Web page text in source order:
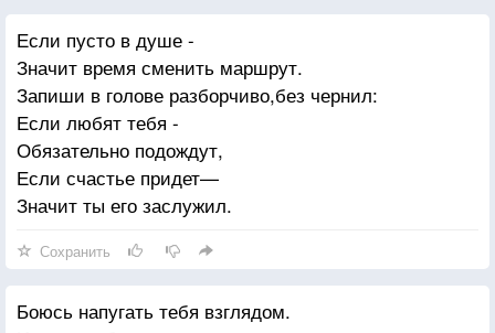
Я верю в поступки, что вам - непривычны!
В простой, бескорыстный мотив ваших дел.
Я верю, что каждый внутри - безграничен,
Но в каждом, увы, я встречаю предел!
Куда только мысли меня не носили,
Пока я молчала, о слабых скорбя;
Меня убивает, но делает сильной
Если пусто в душе -
Значит время сменить маршрут.
Запиши в голове разборчиво,без чернил:
Если любят тебя -
Обязательно подождут,
Если счастье придет—
Значит ты его заслужил.
Сохранить
Боюсь напугать тебя взглядом.